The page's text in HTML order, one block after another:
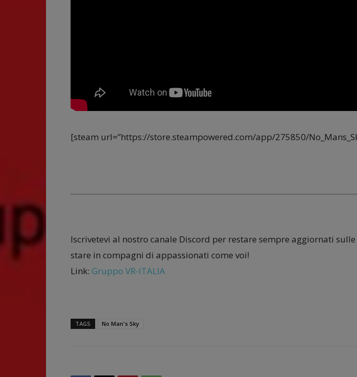
[steam url=”https://store.steampowered.com/app/275850/
Iscrivetevi al nostro canale Discord per restare sempre aggiornati
stare in compagni di appassionati come voi!
Link: Gruppo VR-ITALIA
TAGS No Man's Sky